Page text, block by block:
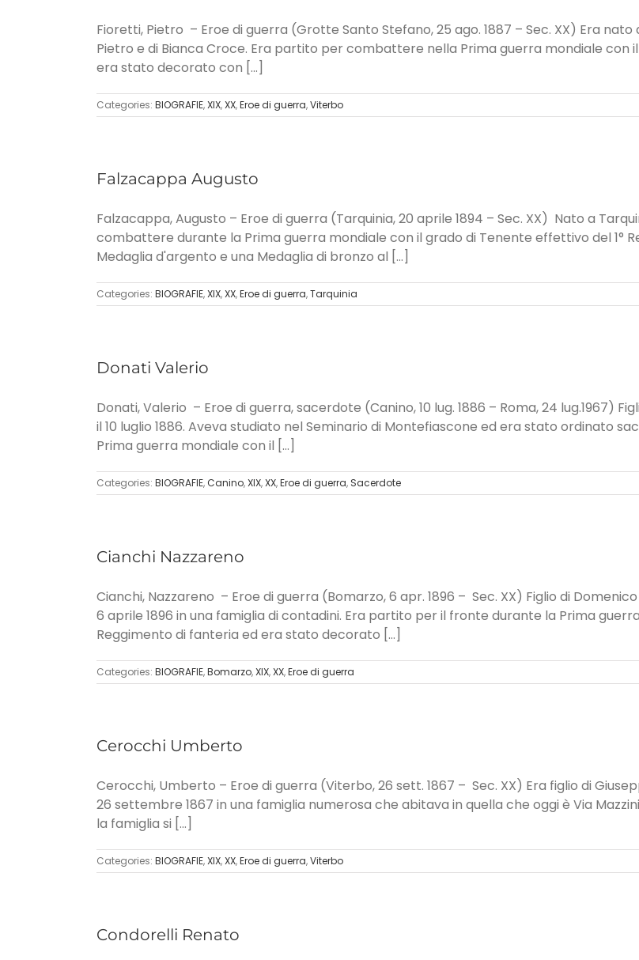
Fioretti, Pietro – Eroe di guerra (Grotte Santo Stefano, 25 ago. 1887 – Sec. XX) Era
Pietro e di Bianca Croce. Era partito per combattere nella Prima guerra mondiale con
era stato decorato con [...]
Categories: BIOGRAFIE,XIX,XX,Eroe di guerra,Viterbo
Falzacappa Augusto
Falzacappa, Augusto – Eroe di guerra (Tarquinia, 20 aprile 1894 – Sec. XX) Nato a
combattere durante la Prima guerra mondiale con il grado di Tenente effettivo del 1°
Medaglia d'argento e una Medaglia di bronzo al [...]
Categories: BIOGRAFIE,XIX,XX,Eroe di guerra,Tarquinia
Donati Valerio
Donati, Valerio – Eroe di guerra, sacerdote (Canino, 10 lug. 1886 – Roma, 24 lug.1967)
il 10 luglio 1886. Aveva studiato nel Seminario di Montefiascone ed era stato ordinato
Prima guerra mondiale con il [...]
Categories: BIOGRAFIE,Canino,XIX,XX,Eroe di guerra, Sacerdote
Cianchi Nazzareno
Cianchi, Nazzareno – Eroe di guerra (Bomarzo, 6 apr. 1896 – Sec. XX) Figlio di
6 aprile 1896 in una famiglia di contadini. Era partito per il fronte durante la Prima
Reggimento di fanteria ed era stato decorato [...]
Categories: BIOGRAFIE,Bomarzo,XIX,XX,Eroe di guerra
Cerocchi Umberto
Cerocchi, Umberto – Eroe di guerra (Viterbo, 26 sett. 1867 – Sec. XX) Era figlio di
26 settembre 1867 in una famiglia numerosa che abitava in quella che oggi è Via
la famiglia si [...]
Categories: BIOGRAFIE,XIX,XX,Eroe di guerra,Viterbo
Condorelli Renato